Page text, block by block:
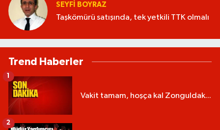
SEYFI BOYRAZ
Taşkömürü satışında, tek yetkili TTK olmalı
Trend Haberler
Vakit tamam, hoşça kal Zonguldak...
2